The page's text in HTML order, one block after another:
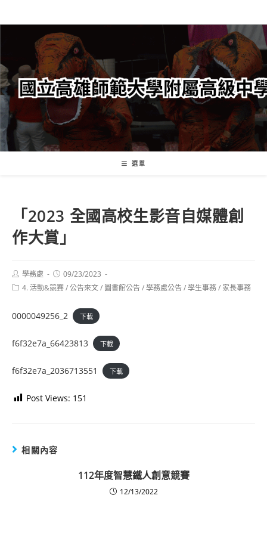
轉
要
內
容
選單
「2023 全國高校生影音自媒體創
作大賞」
Post
author:
學務處
Post
published:
09/23/2023
Post4. 活動&競賽/公告來文/ 圖書館公告/學務處公告/學生事務/ 家長事務
0000049256_2 下載
f6f32e7a_66423813 下載
f6f32e7a_2036713551 下載
Post Views: 151
相關內容
112年度智慧鐵人創意競賽
12/13/2022